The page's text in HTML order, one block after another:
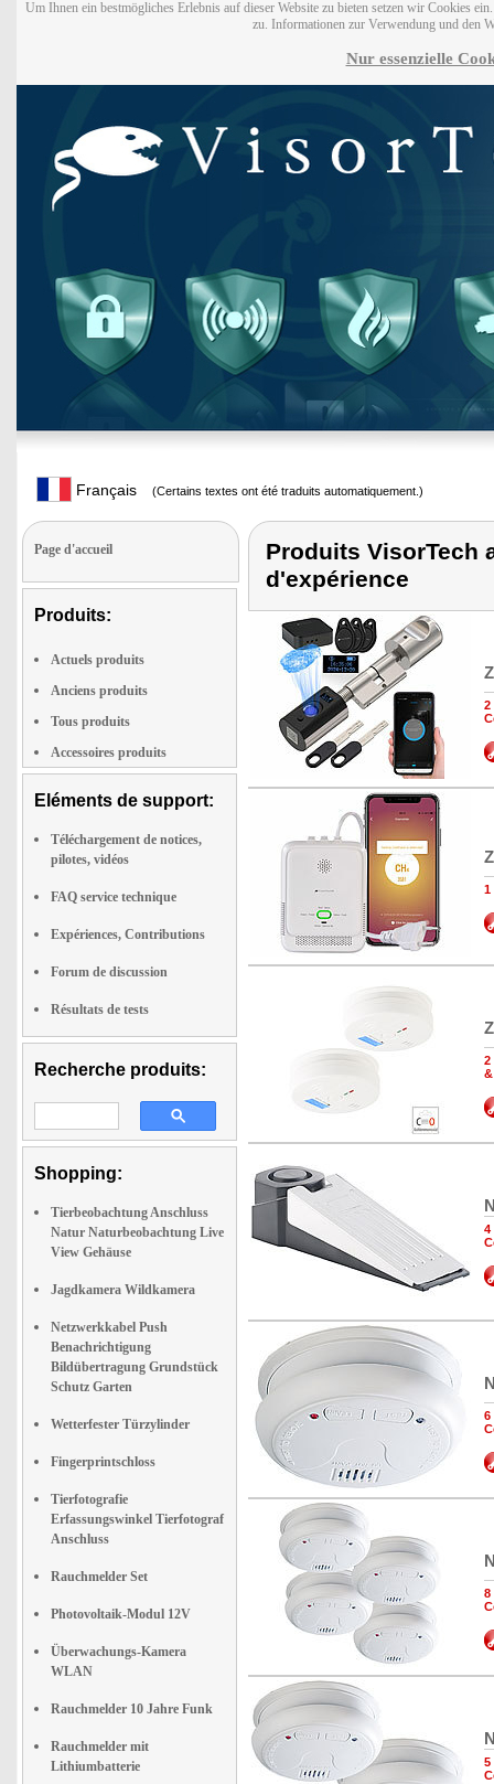
Um Ihnen ein bestmögliches Erlebnis auf dieser Website zu bieten setzen wir Cookies
zu. Informationen zur Verwendung und den
Nur essenzielle
Français (Certains textes ont été traduits automatiquement.)
Page d'accueil
Produits:
Actuels produits
Anciens produits
Tous produits
Accessoires produits
Eléments de support:
Téléchargement de notices,
pilotes, vidéos
FAQ service technique
Expériences, Contributions
Forum de discussion
Résultats de tests
Recherche produits:
Shopping:
Tierbeobachtung Anschluss
Natur Naturbeobachtung Live
View Gehäuse
Jagdkamera Wildkamera
Netzwerkkabel Push
Benachrichtigung
Bildübertragung Grundstück
Schutz Garten
Wetterfester Türzylinder
Fingerprintschloss
Tierfotografie
Erfassungswinkel Tierfotograf
Anschluss
Rauchmelder Set
Photovoltaik-Modul 12V
Überwachungs-Kamera
WLAN
Rauchmelder 10 Jahre Funk
Rauchmelder mit
Lithiumbatterie
Produits VisorTech
d'expérience
2
1
2
4
6
8
5